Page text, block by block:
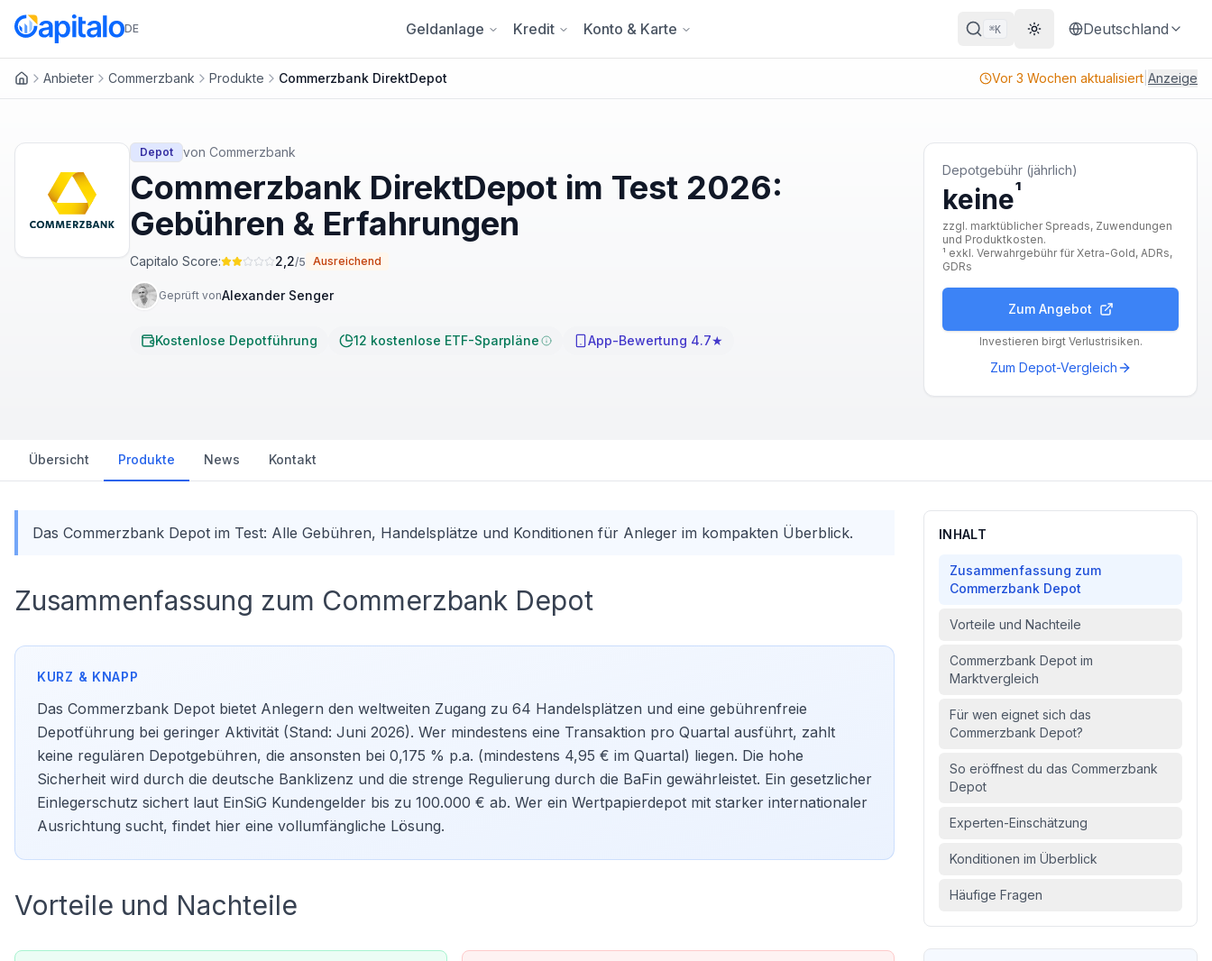
DE Geldanlage Kredit Konto & Karte ⌘K Theme wechseln
Deutschland
Anbieter Commerzbank Produkte Commerzbank DirektDepot Vor 3 Wochen aktualisiert Anzeige
Depot von Commerzbank
Commerzbank DirektDepot im Test 2026:
Gebühren & Erfahrungen
Capitalo Score: 2,2/5 Ausreichend
Geprüft vonAlexander Senger
Kostenlose Depotführung 12 kostenlose ETF-Sparpläne App-Bewertung 4.7★
Depotgebühr (jährlich)
keine¹
zzgl. marktüblicher Spreads, Zuwendungen
und Produktkosten.
¹ exkl. Verwahrgebühr für Xetra-Gold, ADRs,
GDRs
Zum Angebot
Investieren birgt Verlustrisiken.
Zum Depot-Vergleich
Übersicht Produkte News Kontakt
Das Commerzbank Depot im Test: Alle Gebühren, Handelsplätze und Konditionen für Anleger im kompakten Überblick.
Zusammenfassung zum Commerzbank Depot
Das Commerzbank Depot bietet Anlegern den weltweiten Zugang zu 64 Handelsplätzen und eine gebührenfreie
Depotführung bei geringer Aktivität (Stand: Juni 2026). Wer mindestens eine Transaktion pro Quartal ausführt, zahlt
keine regulären Depotgebühren, die ansonsten bei 0,175 % p.a. (mindestens 4,95 € im Quartal) liegen. Die hohe
Sicherheit wird durch die deutsche Banklizenz und die strenge Regulierung durch die BaFin gewährleistet. Ein gesetzlicher
Einlegerschutz sichert laut EinSiG Kundengelder bis zu 100.000 € ab. Wer ein Wertpapierdepot mit starker internationaler
Ausrichtung sucht, findet hier eine vollumfängliche Lösung.
Vorteile und Nachteile
INHALT
Zusammenfassung zum
Commerzbank Depot
Vorteile und Nachteile
Commerzbank Depot im
Marktvergleich
Für wen eignet sich das
Commerzbank Depot?
So eröffnest du das Commerzbank
Depot
Experten-Einschätzung
Konditionen im Überblick
Häufige Fragen